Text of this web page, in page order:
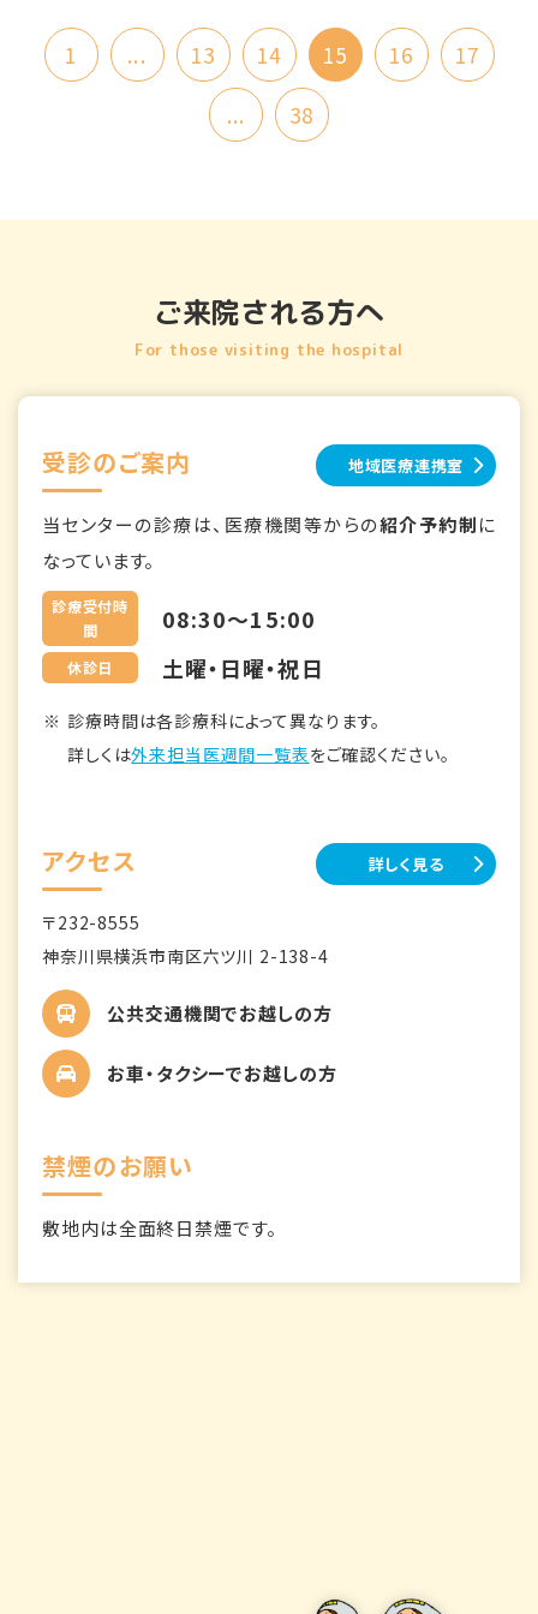
1 ... 13 14 15 16
17
...
38
ご来院される方へ
For those visiting the hospital
受診のご案内 地域医療連携室
当センターの診療は、医療機関等からの紹介予約制に
なっています。
診療受付時
間
08:30～15:00
休診日 土曜・日曜・祝日
診療時間は各診療科によって異なります。
詳しくは外来担当医週間一覧表をご確認ください。
アクセス 詳しく見る
〒232-8555
神奈川県横浜市南区六ツ川 2-138-4
公共交通機関でお越しの方
お車・タクシーでお越しの方
禁煙のお願い
敷地内は全面終日禁煙です。